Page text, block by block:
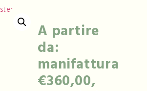
A partire
da:
manifattura
€360,00,